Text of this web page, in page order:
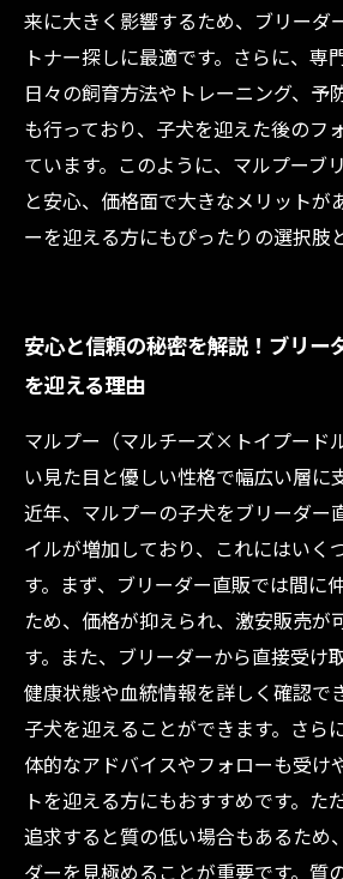
来に大きく影響するため、ブリーダ
トナー探しに最適です。さらに、専
日々の飼育方法やトレーニング、予
も行っており、子犬を迎えた後のフ
ています。このように、マルプーブ
と安心、価格面で大きなメリットが
ーを迎える方にもぴったりの選択肢
安心と信頼の秘密を解説！ブリー
を迎える理由
マルプー（マルチーズ×トイプード
い見た目と優しい性格で幅広い層に
近年、マルプーの子犬をブリーダー
イルが増加しており、これにはいく
す。まず、ブリーダー直販では間に
ため、価格が抑えられ、激安販売が
す。また、ブリーダーから直接受け
健康状態や血統情報を詳しく確認で
子犬を迎えることができます。さら
体的なアドバイスやフォローも受け
トを迎える方にもおすすめです。た
追求すると質の低い場合もあるため
ダーを見極めることが重要です。質